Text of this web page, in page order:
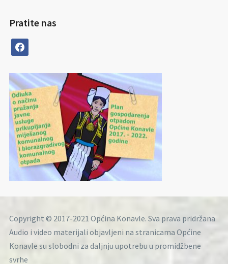
Pratite nas
facebook
Copyright © 2017-2021 Općina Konavle. Sva prava pridržana
Audio i video materijali objavljeni na stranicama Općine
Konavle su slobodni za daljnju upotrebu u promidžbene
svrhe